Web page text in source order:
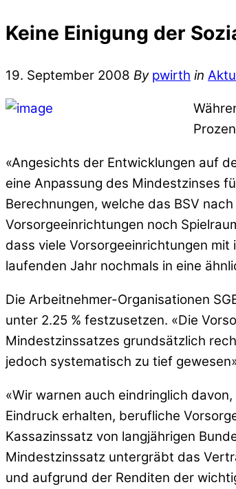
Keine Einigung der
19. September 2008 By pwirth in
«Angesichts der Entwicklungen auf
eine Anpassung des Mindestzinses
Berechnungen, welche das BSV
Vorsorgeeinrichtungen noch
dass viele Vorsorgeeinrichtungen
laufenden Jahr nochmals in eine
Die Arbeitnehmer-Organisationen
unter 2.25 % festzusetzen. «Die
Mindestzinssatzes grundsätzlich
jedoch systematisch zu tief
«Wir warnen auch eindringlich
Eindruck erhalten, berufliche
Kassazinssatz von langjährigen
Mindestzinssatz untergräbt das
und aufgrund der Renditen der